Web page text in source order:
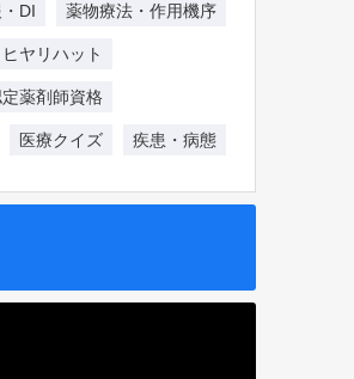
DI 薬物療法・作用機序
ヤリハット
薬剤師資格
医療クイズ 疾患・病態